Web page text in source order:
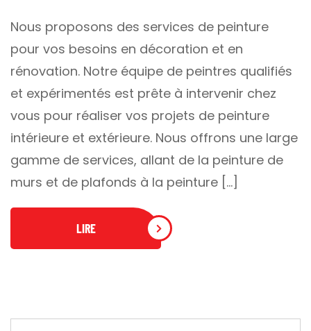
Nous proposons des services de peinture
pour vos besoins en décoration et en
rénovation. Notre équipe de peintres qualifiés
et expérimentés est prête à intervenir chez
vous pour réaliser vos projets de peinture
intérieure et extérieure. Nous offrons une large
gamme de services, allant de la peinture de
murs et de plafonds à la peinture […]
LIRE